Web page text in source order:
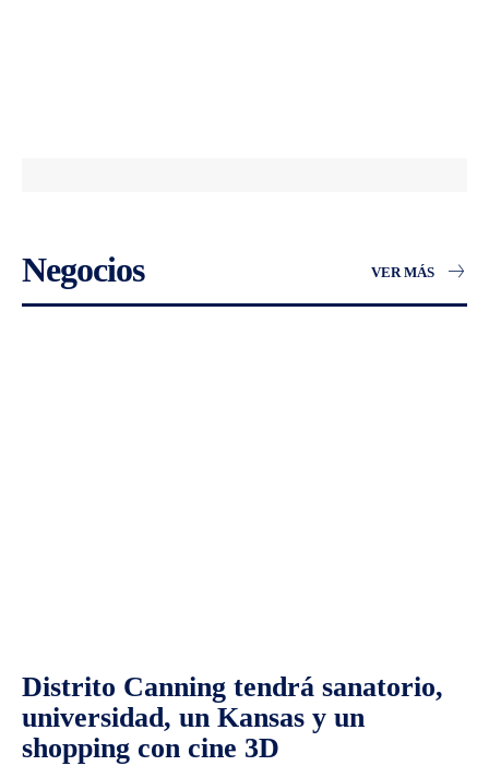
Negocios VER MÁS
Distrito Canning tendrá sanatorio,
universidad, un Kansas y un
shopping con cine 3D